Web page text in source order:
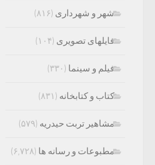
شهر و شهرداری (۸۱۶)
فایلهای تصویری (۱۰۴)
فیلم و سینما (۳۳۰)
کتاب و کتابخانه (۸۳۱)
مشاهیر تربت حیدریه (۵۷۹)
مطبوعات و رسانه ها (۶,۷۲۸)